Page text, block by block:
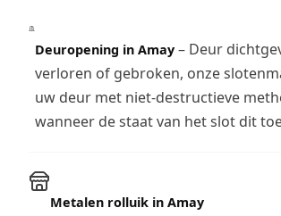
Deuropening in Amay– Deur
verloren of gebroken, onze
uw deur met niet-destructieve
wanneer de staat van het slot dit
Metalen rolluik in Amay